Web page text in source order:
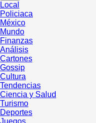
Local
Policiaca
México
Mundo
Finanzas
Análisis
Cartones
Gossip
Cultura
Tendencias
Ciencia y Salud
Turismo
Deportes